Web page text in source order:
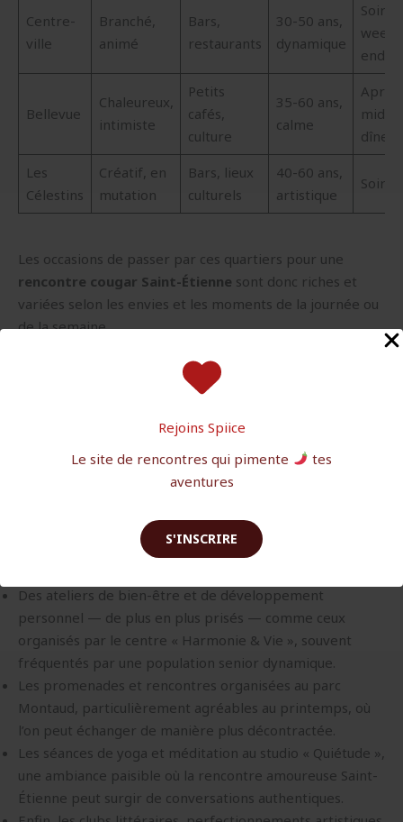
Rejoins Spiice
Le site de rencontres qui pimente
tes
aventures
S'INSCRIRE
Centre-
ville
Branché,
animé
Bars,
restaurants
30-50 ans,
dynamique
week-
end
Bellevue
Chaleureux,
intimiste
Petits
cafés,
culture
35-60 ans,
calme
midi,
dîner
Les
Célestins
Créatif, en
mutation
Bars, lieux
culturels
40-60 ans,
artistique
Soirée
Les occasions de passer par ces quartiers pour une
rencontre cougar Saint-Étienne sont donc riches et
variées selon les envies et les moments de la journée ou
de la semaine.
Sorties et activités pour une rencontre cougar Saint-
peuvent encourager l’éclosion de relations avec des
femmes mûres. Par exemple :
par l’atelier « Saveurs & Partage » qui attire une clientèle
épanouie cherchant à partager plus qu’une simple
Des ateliers de bien-être et de développement
personnel — de plus en plus prisés — comme ceux
organisés par le centre « Harmonie & Vie », souvent
fréquentés par une population senior dynamique.
Les promenades et rencontres organisées au parc
Montaud, particulièrement agréables au printemps, où
l’on peut échanger de manière plus décontractée.
Les séances de yoga et méditation au studio « Quiétude »,
une ambiance paisible où la rencontre amoureuse Saint-
Étienne peut surgir de conversations authentiques.